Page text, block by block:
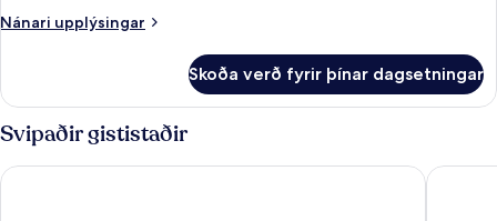
Nánari upplýsingar
Nánari
Skoða verð fyrir þínar dagsetningar
Svipaðir gististaðir
Mediterranean Inn